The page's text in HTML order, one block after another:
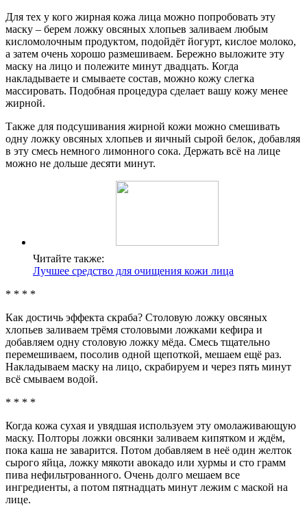
Для тех у кого жирная кожа лица можно попробовать эту
маску – берем ложку овсяных хлопьев заливаем любым
кисломолочным продуктом, подойдёт йогурт, кислое молоко,
а затем очень хорошо размешиваем. Бережно выложите эту
маску на лицо и полежите минут двадцать. Когда
накладываете и смываете состав, можно кожу слегка
массировать. Подобная процедура сделает вашу кожу менее
жирной.
Также для подсушивания жирной кожи можно смешивать
одну ложку овсяных хлопьев и яичный сырой белок, добавляя
в эту смесь немного лимонного сока. Держать всё на лице
можно не дольше десяти минут.
Читайте также:
Лучшее средство для очищения кожи лица
* * * *
Как достичь эффекта скраба? Столовую ложку овсяных
хлопьев заливаем трёмя столовыми ложками кефира и
добавляем одну столовую ложку мёда. Смесь тщательно
перемешиваем, посолив одной щепоткой, мешаем ещё раз.
Накладываем маску на лицо, скрабируем и через пять минут
всё смываем водой.
* * * *
Когда кожа сухая и увядшая используем эту омолаживающую
маску. Полторы ложки овсянки заливаем кипятком и ждём,
пока каша не заварится. Потом добавляем в неё один желток
сырого яйца, ложку мякоти авокадо или хурмы и сто грамм
пива нефильтрованного. Очень долго мешаем все
ингредиенты, а потом пятнадцать минут лежим с маской на
лице.